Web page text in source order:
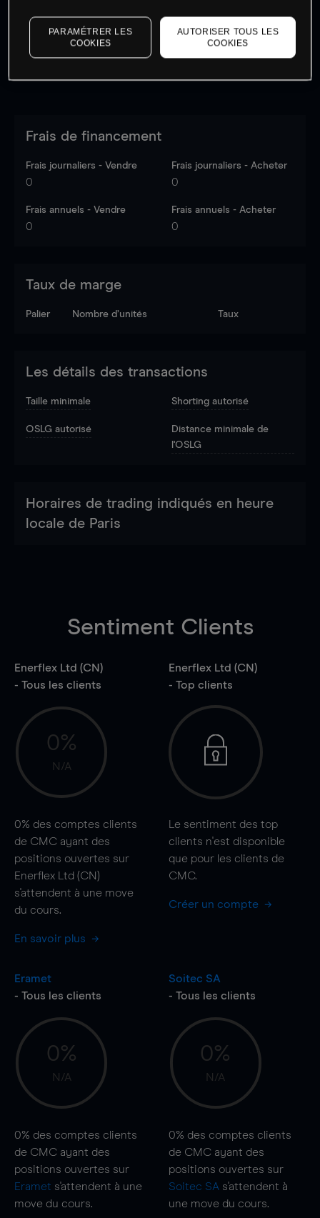
Frais de financement
Frais journaliers - Vendre
0
Frais journaliers - Acheter
0
Frais annuels - Vendre
0
Frais annuels - Acheter
0
Taux de marge
Palier Nombre d’unités Taux
Les détails des transactions
Taille minimale Shorting autorisé
OSLG autorisé
Distance minimale de
l'OSLG
Horaires de trading indiqués en heure
locale de Paris
Sentiment Clients
Enerflex Ltd (CN)
- Tous les clients
0%
N/A
0% des comptes clients
de CMC ayant des
positions ouvertes sur
Enerflex Ltd (CN)
s'attendent à une move
du cours.
En savoir plus
Enerflex Ltd (CN)
- Top clients
Le sentiment des top
clients n'est disponible
que pour les clients de
CMC.
Créer un compte
Eramet
- Tous les clients
0%
N/A
0% des comptes clients
de CMC ayant des
positions ouvertes sur
Eramet s'attendent à une
move du cours.
Soitec SA
- Tous les clients
0%
N/A
0% des comptes clients
de CMC ayant des
positions ouvertes sur
Soitec SA s'attendent à
une move du cours.
PARAMÉTRER LES
COOKIES
AUTORISER TOUS LES
COOKIES